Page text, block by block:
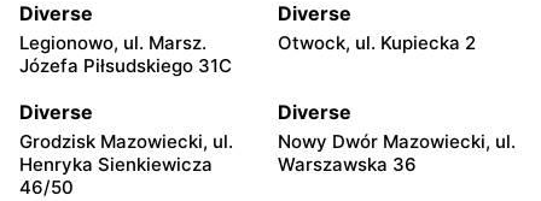
Diverse
Legionowo, ul. Marsz.
Józefa Piłsudskiego 31C
Diverse
Otwock, ul. Kupiecka 2
Diverse
Grodzisk Mazowiecki, ul.
Henryka Sienkiewicza
46/50
Diverse
Nowy Dwór Mazowiecki, ul.
Warszawska 36